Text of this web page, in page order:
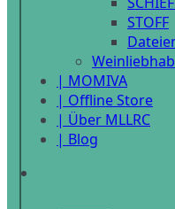
STOFF
| MOMIVA
| Offline Store
| Über MLLRC
| Blog